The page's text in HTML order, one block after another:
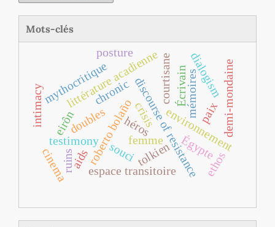
Mots-clés
roberto bolaño
souci
chronicdiscourse of resistance
littérature acadienne
espace transitoire
environnement
testimony
doubles héros
mythocritique
tolkien
mémoires
courtisane demi-mondaine
dialogism
intimacy
Égypte
paix
femme
aids
ruins
cinema
crisis
ethos
eirôn
Écrivain
posture